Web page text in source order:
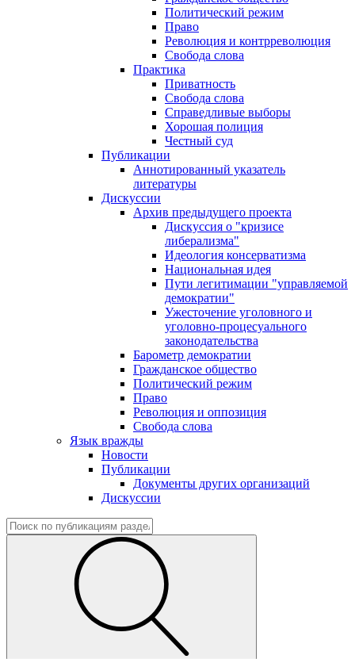
Политический режим
Право
Революция и контрреволюция
Свобода слова
Практика
Приватность
Свобода слова
Справедливые выборы
Хорошая полиция
Честный суд
Публикации
Аннотированный указатель
литературы
Дискуссии
Архив предыдущего проекта
Дискуссия о "кризисе
либерализма"
Идеология консерватизма
Национальная идея
Пути легитимации "управляемой
демократии"
Ужесточение уголовного и
уголовно-процесуального
законодательства
Барометр демократии
Гражданское общество
Политический режим
Право
Революция и оппозиция
Свобода слова
Язык вражды
Новости
Публикации
Документы других организаций
Дискуссии